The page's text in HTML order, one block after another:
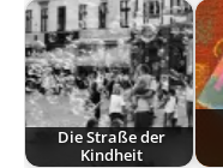
Die Straße der
Kindheit